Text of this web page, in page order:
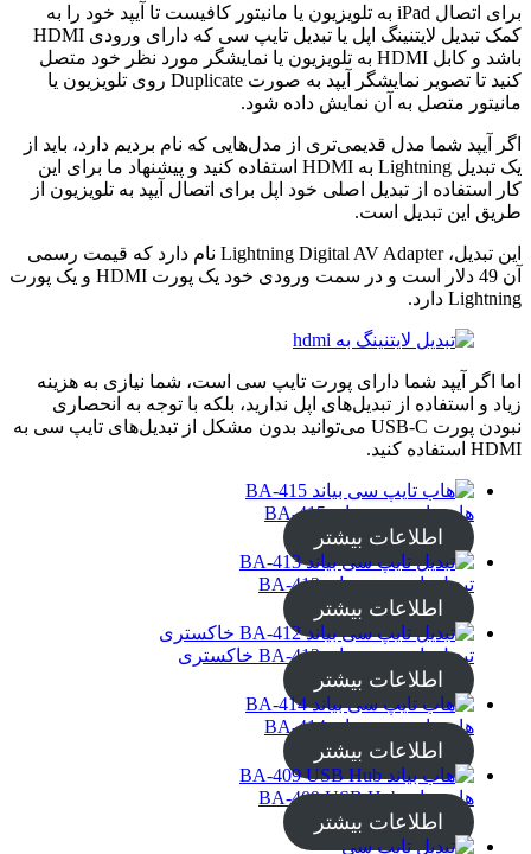
برای اتصال iPad به تلویزیون یا مانیتور کافیست تا آیپد خود را به
کمک تبدیل لایتنینگ اپل یا تبدیل تایپ سی که دارای ورودی HDMI
باشد و کابل HDMI به تلویزیون یا نمایشگر مورد نظر خود متصل
کنید تا تصویر نمایشگر آیپد به صورت Duplicate روی تلویزیون یا
مانیتور متصل به آن نمایش داده شود.
اگر آیپد شما مدل قدیمی‌تری از مدل‌هایی که نام بردیم دارد، باید از
یک تبدیل Lightning به HDMI استفاده کنید و پیشنهاد ما برای این
کار استفاده از تبدیل اصلی خود اپل برای اتصال آیپد به تلویزیون از
طریق این تبدیل است.
این تبدیل، Lightning Digital AV Adapter نام دارد که قیمت رسمی
آن 49 دلار است و در سمت ورودی خود یک پورت HDMI و یک پورت
Lightning دارد.
اما اگر آیپد شما دارای پورت تایپ سی است، شما نیازی به هزینه
زیاد و استفاده از تبدیل‌های اپل ندارید، بلکه با توجه به انحصاری
نبودن پورت USB-C می‌توانید بدون مشکل از تبدیل‌های تایپ سی به
HDMI استفاده کنید.
هاب تایپ سی بیاند BA-415
اطلاعات بیشتر
تبدیل تایپ سی بیاند BA-413
اطلاعات بیشتر
تبدیل تایپ سی بیاند BA-412 خاکستری
اطلاعات بیشتر
هاب تایپ سی بیاند BA-414
اطلاعات بیشتر
هاب بیاند BA-409 USB Hub
اطلاعات بیشتر